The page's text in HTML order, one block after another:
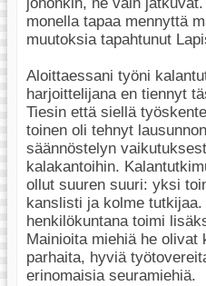
monella tapaa mennyttä
muutoksia tapahtunut
Aloittaessani työni
harjoittelijana en tiennyt
Tiesin että siellä
toinen oli tehnyt
säännöstelyn
kalakantoihin.
ollut suuren suuri: yksi
kanslisti ja kolme
henkilökuntana toimi
Mainioita miehiä he
parhaita, hyviä
erinomaisia seuramiehiä.